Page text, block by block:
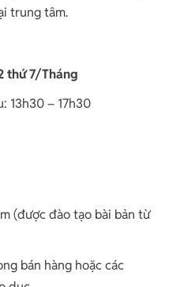
trung tâm.
thứ 7/Tháng
13h30 – 17h30
(được đào tạo bài bản từ
bán hàng hoặc các